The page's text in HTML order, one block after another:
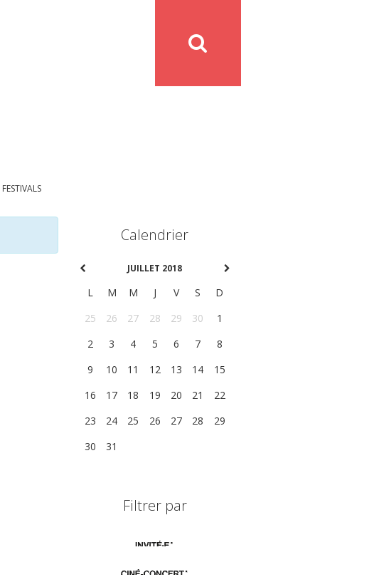
FESTIVALS
Calendrier
JUILLET 2018
L M M J V S
D
25
26 27 28 29 30
1
2
3 4 5 6 7
8
9
10 11 12 13 14
15
16
17 18 19 20 21
22
23
24 25 26 27 28
29
30
31
Filtrer par